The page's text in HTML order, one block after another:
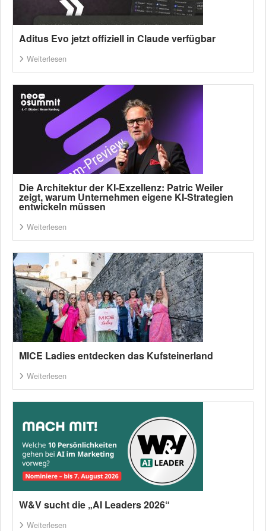
Aditus Evo jetzt offiziell in Claude verfügbar
Weiterlesen
Die Architektur der KI-Exzellenz: Patric Weiler
zeigt, warum Unternehmen eigene KI-Strategien
entwickeln müssen
Weiterlesen
MICE Ladies entdecken das Kufsteinerland
Weiterlesen
W&V sucht die „AI Leaders 2026“
Weiterlesen